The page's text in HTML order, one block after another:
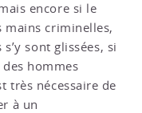
encore si le
mains criminelles,
s’y sont glissées, si
hommes
très nécessaire de
à un